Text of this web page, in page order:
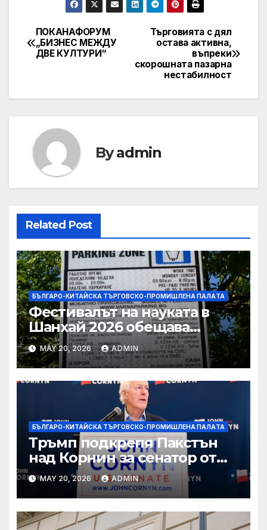
Post
navigation
Търговията с дял
остава активна,
въпреки
скорошната пазарна
нестабилност
ПОКАНАФОРУМ
„БИЗНЕС МЕЖДУ
ДВЕ КУЛТУРИ“
Byadmin
Related Post
БЪЛГАРО-КИТАЙСКА ТЪРГОВСКО-ПРОМИШЛЕНА ПАЛAТА
Фестивалът на науката в
Шанхай 2026 обещава
вълнуващи научно-
технологични иновации
MAY 20, 2026 ADMIN
БЪЛГАРО-КИТАЙСКА ТЪРГОВСКО-ПРОМИШЛЕНА ПАЛAТА
Тръмп подкрепя Пакстън
над Корнин за сенатор от
Тексас в шокираща
подкрепа
MAY 20, 2026 ADMIN